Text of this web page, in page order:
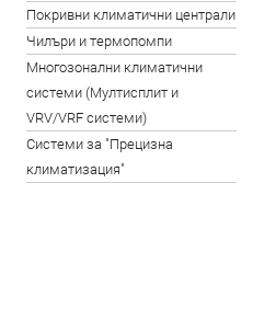
Покривни климатични централи
Чилъри и термопомпи
Многозонални климатични
системи (Мултисплит и
VRV/VRF системи)
Системи за "Прецизна
климатизация"